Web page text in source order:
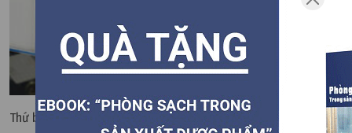
Thứ bảy, 15/03/2025 | 12:12